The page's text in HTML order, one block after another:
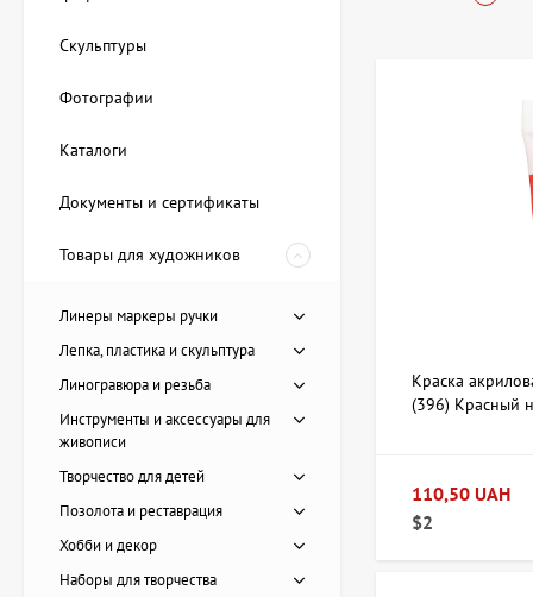
В магазине
флаконы по 250
прозрачности, а
бумагой, деревом
Краски с
Массовые
Пигменты
Акриловые
Доставка по
ассортимента и
При выборе
подходят
Краска
(396) Красный
110,50 UAH
$2
Скульптуры
Фотографии
Каталоги
Документы и сертификаты
Товары для художников
Линеры маркеры ручки
Лепка, пластика и скульптура
Линогравюра и резьба
Инструменты и аксессуары для
живописи
Творчество для детей
Позолота и реставрация
Хобби и декор
Наборы для творчества